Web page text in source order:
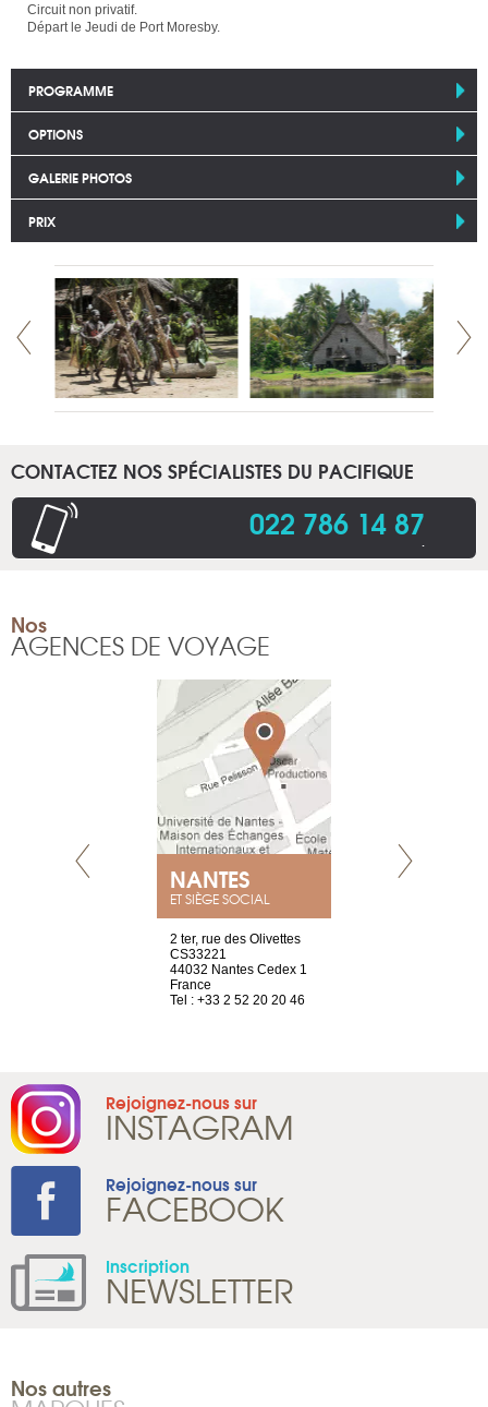
Circuit non privatif.
Départ le Jeudi de Port Moresby.
PROGRAMME
OPTIONS
GALERIE PHOTOS
PRIX
CONTACTEZ NOS SPÉCIALISTES DU PACIFIQUE
022 786 14 87.
Nos
AGENCES DE VOYAGE
NANTES
ET SIÈGE SOCIAL
2 ter, rue des Olivettes
CS33221
44032 Nantes Cedex 1
France
Tel : +33 2 52 20 20 46
Rejoignez-nous sur
INSTAGRAM
Rejoignez-nous sur
FACEBOOK
Inscription
NEWSLETTER
Nos autres